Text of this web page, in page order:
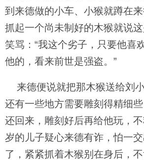
到来德做的小车、小猴就蹲在来
抓起一个尚未制好的木猴就说
笑骂：“我这个劣子，只要他喜
他的，看来前世是强盗。”
来德便说就把那木猴送给刘
还有一些地方需要雕刻得精细
还回来，雕刻好后再给他玩，
岁的儿子疑心来德有诈，怕一
了，紧紧抓着木猴别在身后，